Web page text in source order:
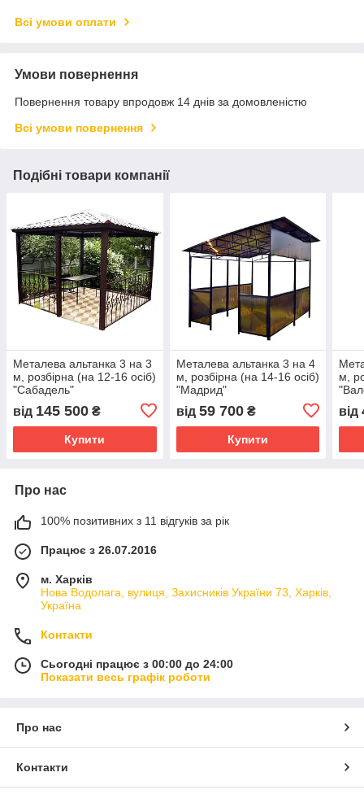
Всі умови оплати
Умови повернення
Повернення товару впродовж 14 днів за домовленістю
Всі умови повернення
Подібні товари компанії
Металева альтанка 3 на 3
м, розбірна (на 12-16 осіб)
"Сабадель"
від 145 500 ₴
Купити
Металева альтанка 3 на 4
м, розбірна (на 14-16 осіб)
"Мадрид"
від 59 700₴
Купити
м,
від
Про нас
100% позитивних з 11 відгуків за рік
Працює з 26.07.2016
м. Харків
Нова Водолага, вулиця, Захисників України 73, Харків,
Україна
Контакти
Сьогодні працює з 00:00 до 24:00
Показати весь графік роботи
Про нас
Контакти